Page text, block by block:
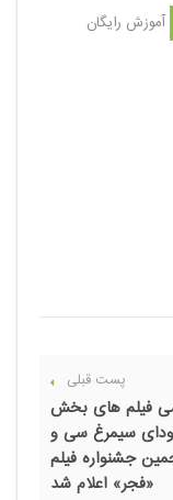
آموزش رایگان
پست قبلی
فیلم های بخش
سیمرغ سی و
جشنواره فیلم
«فجر» اعلام شد